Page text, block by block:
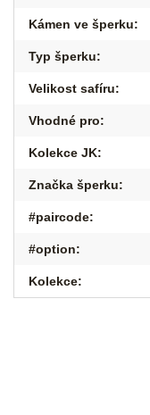
Kámen ve šperku:
Typ šperku:
Velikost safíru:
Vhodné pro:
Kolekce JK:
Značka šperku:
#paircode:
#option:
Kolekce: